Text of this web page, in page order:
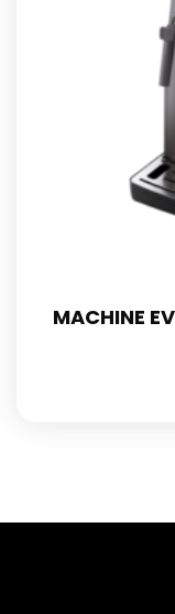
MACHINE